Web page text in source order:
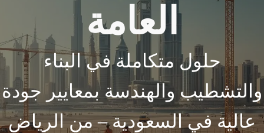
العامة
حلول متكاملة في البناء
والتشطيب والهندسة بمعايير جودة
عالية في السعودية – من الرياض